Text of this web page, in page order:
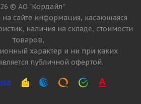
© АО "Кордайл"
на сайте информация, касающаяся
наличия на складе, стоимости
товаров,
характер и ни при каких
публичной офертой.